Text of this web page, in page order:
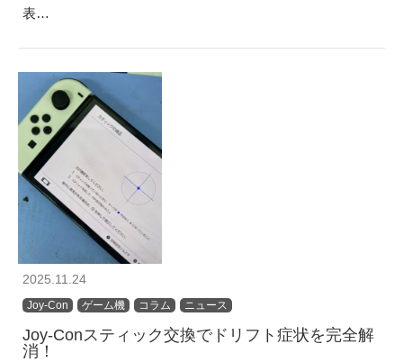
表…
2025.11.24
Joy-Con ゲーム機 コラム ニュース
Joy-Conスティック交換でドリフト症状を完全解
消！